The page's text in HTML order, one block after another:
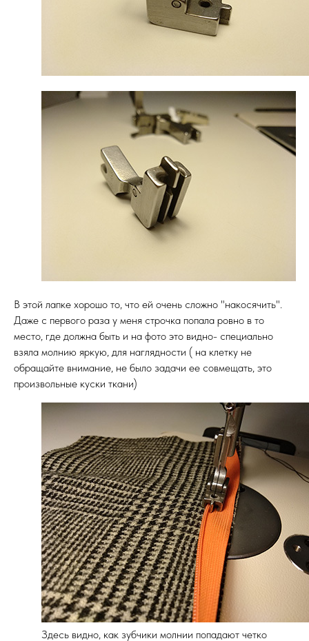
В этой лапке хорошо то, что ей очень сложно "накосячить".
Даже с первого раза у меня строчка попала ровно в то
место, где должна быть и на фото это видно- специально
взяла молнию яркую, для наглядности ( на клетку не
обращайте внимание, не было задачи ее совмещать, это
произвольные куски ткани)
Здесь видно, как зубчики молнии попадают четко